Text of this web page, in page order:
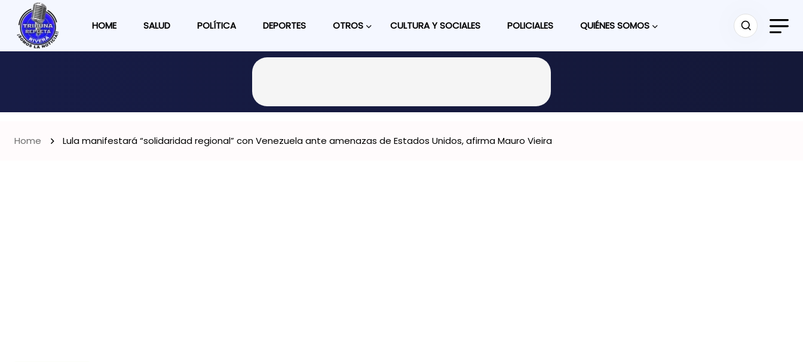
HOME SALUD POLÍTICA DEPORTES OTROS CULTURA Y SOCIALES POLICIALES QUIÉNES SOMOS
Home Lula manifestará “solidaridad regional” con Venezuela ante amenazas de Estados Unidos, afirma Mauro Vieira